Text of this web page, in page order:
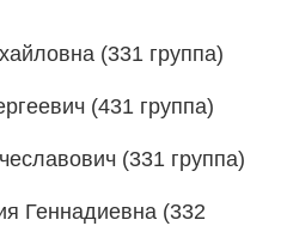
(331 группа)
(431 группа)
(331 группа)
Геннадиевна (332